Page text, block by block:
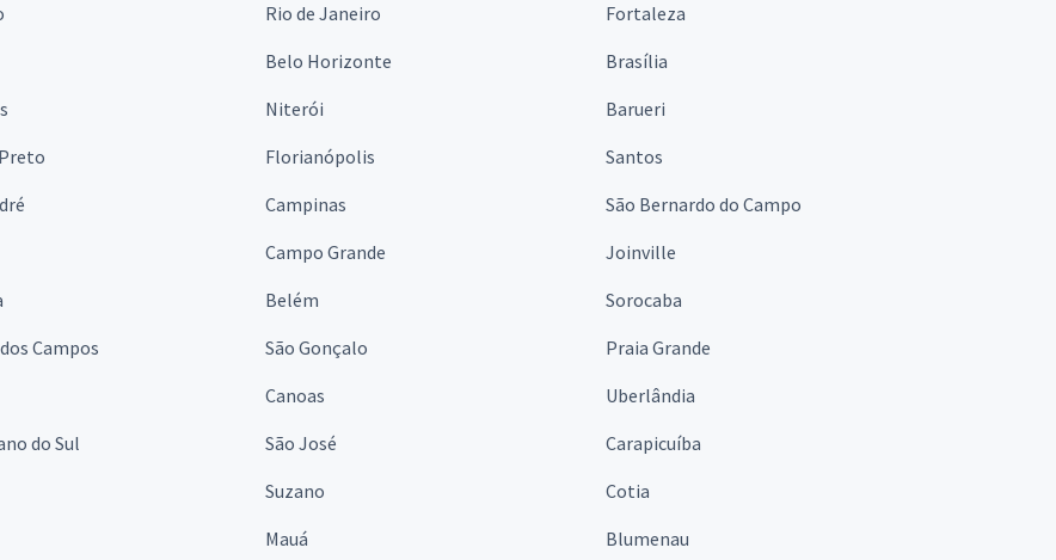
Rio de Janeiro
Fortaleza
Belo Horizonte
Brasília
Niterói
Barueri
Florianópolis
Santos
Campinas
São Bernardo do Campo
Campo Grande
Joinville
Belém
Sorocaba
Campos São Gonçalo
Praia Grande
Canoas
Uberlândia
do Sul São José
Carapicuíba
Suzano
Cotia
Mauá Blumenau